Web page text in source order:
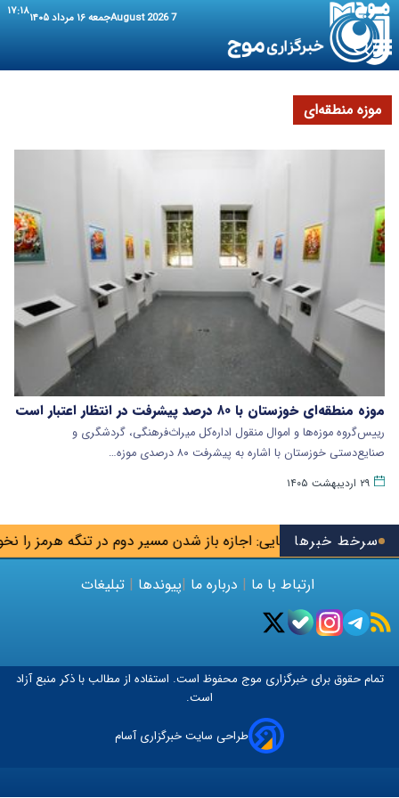
7 August 2026 جمعه ۱۶ مرداد ۱۴۰۵ ۱۷:۱۸
سرخط خبرها
محسن رضایی: اجازه باز شدن مسیر دوم در تنگه هرمز را تیم
موزه منطقه‌ای
موزه منطقه‌ای خوزستان با ۸۰ درصد پیشرفت در انتظار اعتبار است
رییس‌گروه موزه‌ها و اموال منقول اداره‌کل میراث‌فرهنگی، گردشگری و
صنایع‌دستی خوزستان با اشاره به پیشرفت ۸۰ درصدی موزه…
۲۹ اردیبهشت ۱۴۰۵
ارتباط با ما | درباره ما |پیوندها | تبلیغات
تمام حقوق برای خبرگزاری موج محفوظ است. استفاده از مطالب با ذکر منبع آزاد
است.
طراحی سایت خبرگزاری آسام